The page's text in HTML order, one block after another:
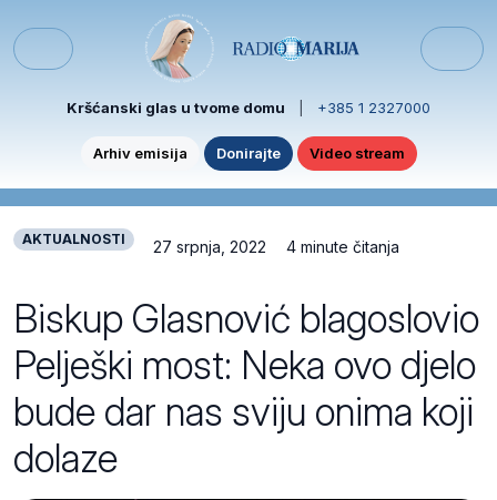
Menu
Kršćanski glas u tvome domu +385 1 2327000
Arhiv emisija Donirajte Video stream
AKTUALNOSTI 27 srpnja, 2022 4 minute čitanja
Biskup Glasnović blagoslovio
Pelješki most: Neka ovo djelo
bude dar nas sviju onima koji
dolaze